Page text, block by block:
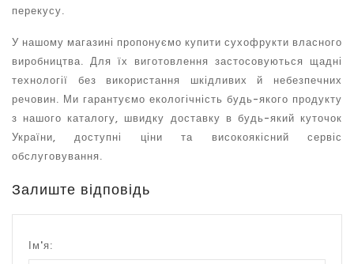
перекусу.
У нашому магазині пропонуємо купити сухофрукти власного
виробництва. Для їх виготовлення застосовуються щадні
технології без використання шкідливих й небезпечних
речовин. Ми гарантуємо екологічність будь-якого продукту
з нашого каталогу, швидку доставку в будь-який куточок
України, доступні ціни та високоякісний сервіс
обслуговування.
Залиште відповідь
Ім'я: